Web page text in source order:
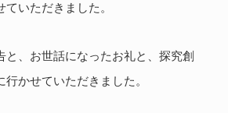
いただきました。
と、お世話になったお礼と、探究創
かせていただきました。